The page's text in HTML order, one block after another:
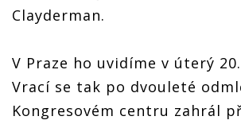
Clayderman.
V Praze ho uvidíme v úterý
Vrací se tak po dvouleté
Kongresovém centru zahrál